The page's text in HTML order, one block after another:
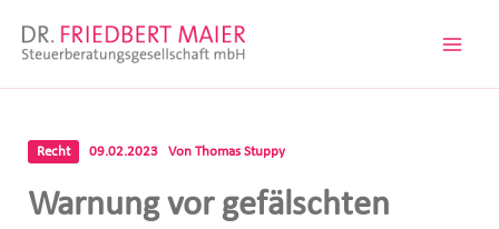
Inhalt
Recht 09.02.2023 Von Thomas Stuppy
Warnung vor gefälschten